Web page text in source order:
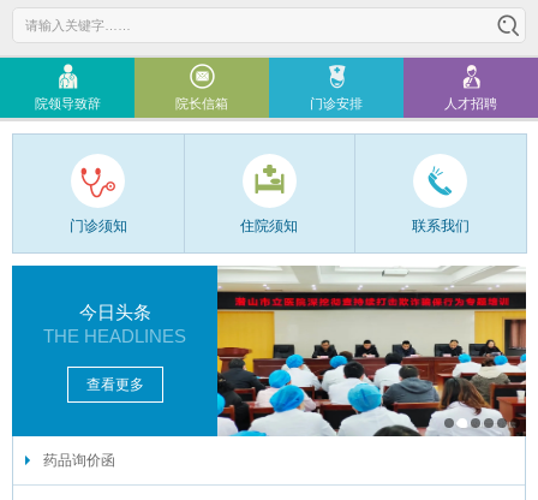
院领导致辞 院长信箱 门诊安排 人才招聘
门诊须知 住院须知 联系我们
今日头条
THE HEADLINES
查看更多
药品询价函